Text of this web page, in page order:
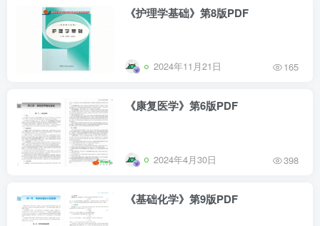
《护理学基础》第8版PDF
2024年11月21日 165
《康复医学》第6版PDF
2024年4月30日 398
《基础化学》第9版PDF